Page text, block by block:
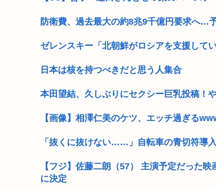
防衛費、過去最大の約8兆9千億円要求へ…
ゼレンスキー「北朝鮮がロシアを支援して
日本は核を持つべきだと思う人集合
本田望結、久しぶりにセクシー巨乳投稿！
【画像】相澤仁美のケツ、エッチ過ぎる
「抜くに抜けない……」自転車の青切符導
【フジ】佐藤二朗（57） 主演予定だった
に決定